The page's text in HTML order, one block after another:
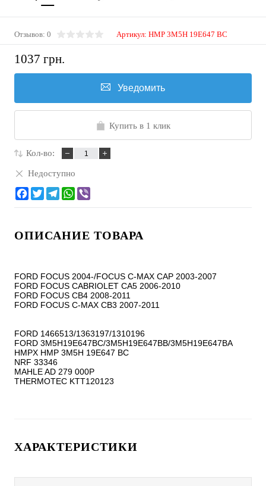
Отзывов: 0 Артикул: HMP 3M5H 19E647 BC
1037 грн.
Уведомить
Купить в 1 клик
Кол-во:
Недоступно
ОПИСАНИЕ ТОВАРА
FORD FOCUS 2004-/FOCUS C-MAX CAP 2003-2007
FORD FOCUS CABRIOLET CA5 2006-2010
FORD FOCUS CB4 2008-2011
FORD FOCUS C-MAX CB3 2007-2011
FORD 1466513/1363197/1310196
FORD 3M5H19E647BC/3M5H19E647BB/3M5H19E647BA
HMPX HMP 3M5H 19E647 BC
NRF 33346
MAHLE AD 279 000P
ХАРАКТЕРИСТИКИ